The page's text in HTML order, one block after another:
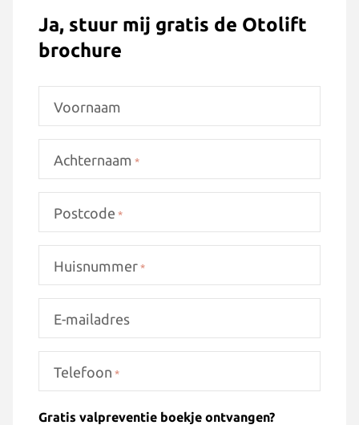
Ja, stuur mij gratis de Otolift
brochure
Voornaam
Achternaam *
Postcode *
Huisnummer *
E-mailadres
Telefoon *
Gratis valpreventie boekje ontvangen?